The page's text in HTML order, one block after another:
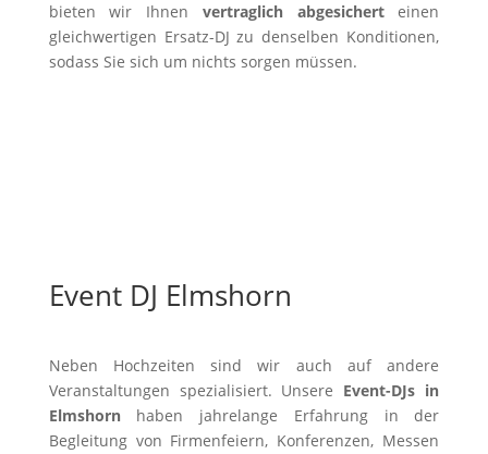
bieten wir Ihnen vertraglich abgesicherteinen
gleichwertigen Ersatz-DJ zu denselben Konditionen,
sodass Sie sich um nichts sorgen müssen.
Event DJ Elmshorn
Neben Hochzeiten sind wir auch auf andere
Veranstaltungen spezialisiert. Unsere Event-DJs in
Elmshorn haben jahrelange Erfahrung in der
Begleitung von Firmenfeiern, Konferenzen, Messen